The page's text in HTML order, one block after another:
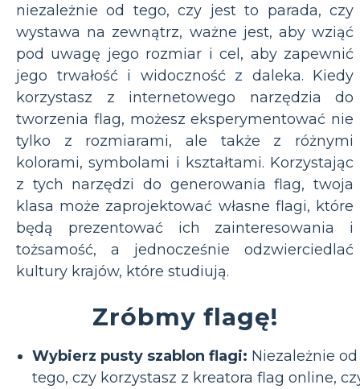
niezależnie od tego, czy jest to parada, czy
wystawa na zewnątrz, ważne jest, aby wziąć
pod uwagę jego rozmiar i cel, aby zapewnić
jego trwałość i widoczność z daleka. Kiedy
korzystasz z internetowego narzędzia do
tworzenia flag, możesz eksperymentować nie
tylko z rozmiarami, ale także z różnymi
kolorami, symbolami i kształtami. Korzystając
z tych narzędzi do generowania flag, twoja
klasa może zaprojektować własne flagi, które
będą prezentować ich zainteresowania i
tożsamość, a jednocześnie odzwierciedlać
kultury krajów, które studiują.
Zróbmy flagę!
Wybierz pusty szablon flagi: Niezależnie od
tego, czy korzystasz z kreatora flag online,